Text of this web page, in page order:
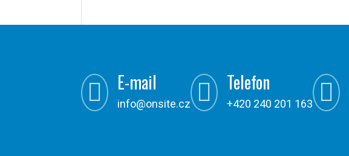
 E-mail
info@onsite.cz  Telefon
+420 240 201 163 